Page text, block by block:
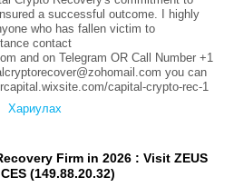
a successful outcome. I highly
who has fallen victim to
contact
and on Telegram OR Call Number +1
you can
capital-crypto-rec-1
Хариулах
Firm in 2026 : Visit ZEUS
(149.88.20.32)